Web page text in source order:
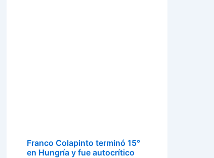
Franco Colapinto terminó 15°
en Hungría y fue autocrítico